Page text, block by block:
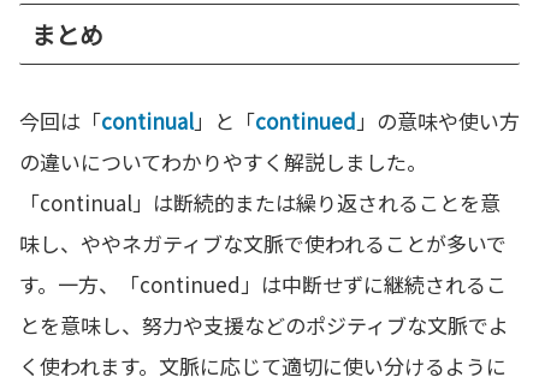
まとめ
今回は「continual」と「continued」の意味や使い方
の違いについてわかりやすく解説しました。
「continual」は断続的または繰り返されることを意
味し、ややネガティブな文脈で使われることが多いで
す。一方、「continued」は中断せずに継続されるこ
とを意味し、努力や支援などのポジティブな文脈でよ
く使われます。文脈に応じて適切に使い分けるように